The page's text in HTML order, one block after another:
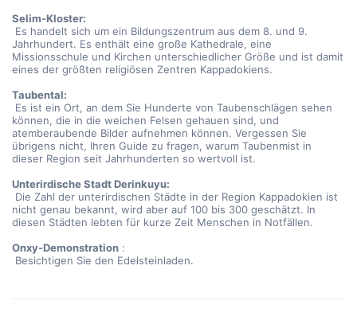
Selim-Kloster:
Jahrhundert. Es enthält eine große Kathedrale, eine
Missionsschule und Kirchen unterschiedlicher Größe und ist damit
eines der größten religiösen Zentren Kappadokiens.
Taubental:
können, die in die weichen Felsen gehauen sind, und
atemberaubende Bilder aufnehmen können. Vergessen Sie
übrigens nicht, Ihren Guide zu fragen, warum Taubenmist in
dieser Region seit Jahrhunderten so wertvoll ist.
Unterirdische Stadt Derinkuyu:
nicht genau bekannt, wird aber auf 100 bis 300 geschätzt. In
diesen Städten lebten für kurze Zeit Menschen in Notfällen.
Onxy-Demonstration :
Besichtigen Sie den Edelsteinladen.